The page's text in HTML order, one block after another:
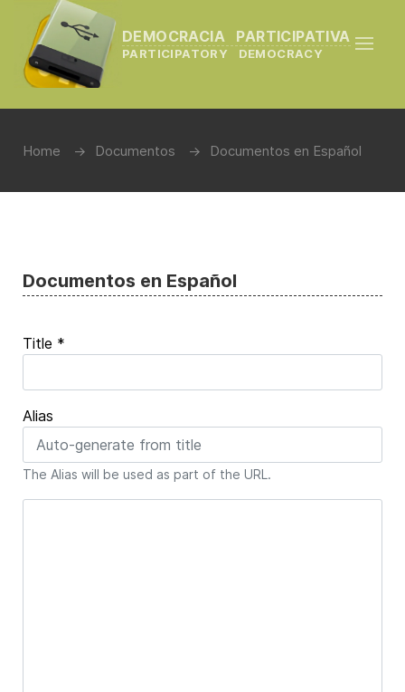
DEMOCRACIA PARTICIPATIVA
PARTICIPATORY DEMOCRACY
Home Documentos Documentos en Español
Documentos en Español
Title *
Alias
The Alias will be used as part of the URL.